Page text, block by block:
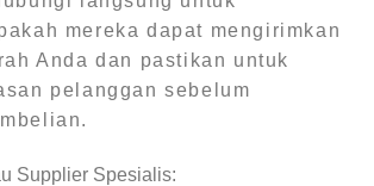
mereka dapat mengirimkan
Anda dan pastikan untuk
pelanggan sebelum
Supplier Spesialis: